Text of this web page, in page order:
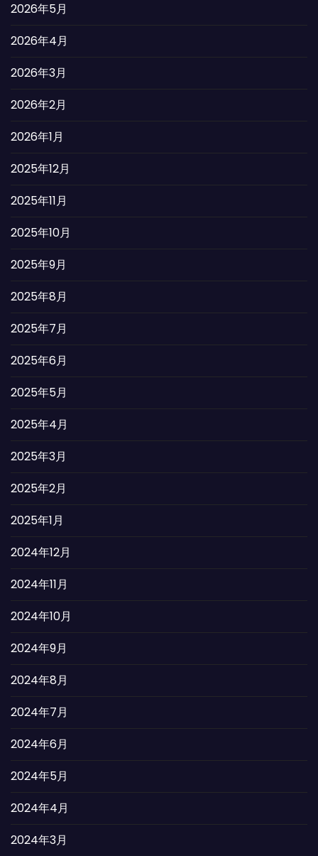
2026年5月
2026年4月
2026年3月
2026年2月
2026年1月
2025年12月
2025年11月
2025年10月
2025年9月
2025年8月
2025年7月
2025年6月
2025年5月
2025年4月
2025年3月
2025年2月
2025年1月
2024年12月
2024年11月
2024年10月
2024年9月
2024年8月
2024年7月
2024年6月
2024年5月
2024年4月
2024年3月